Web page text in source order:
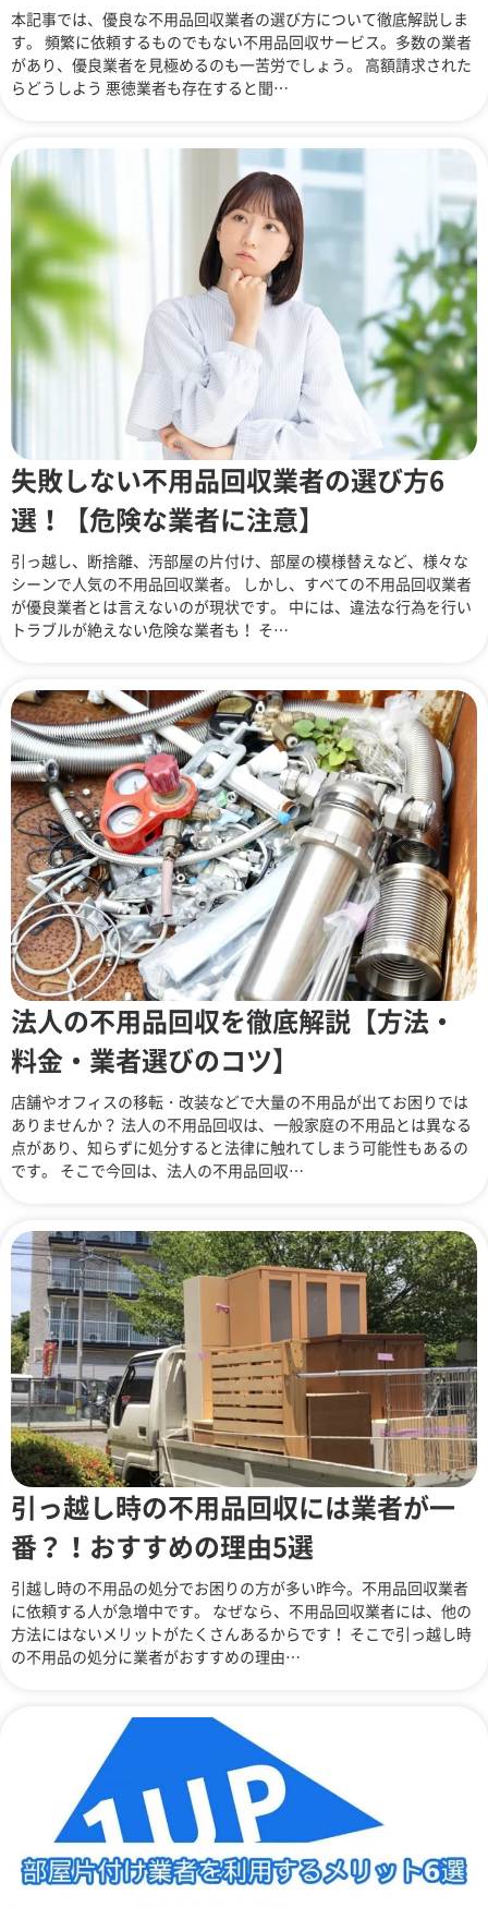
本記事では、優良な不用品回収業者の選び方について徹底解説しま
す。 頻繁に依頼するものでもない不用品回収サービス。多数の業者
があり、優良業者を見極めるのも一苦労でしょう。 高額請求された
らどうしよう 悪徳業者も存在すると聞…
失敗しない不用品回収業者の選び方6
選！【危険な業者に注意】
引っ越し、断捨離、汚部屋の片付け、部屋の模様替えなど、様々な
シーンで人気の不用品回収業者。 しかし、すべての不用品回収業者
が優良業者とは言えないのが現状です。 中には、違法な行為を行い
トラブルが絶えない危険な業者も！ そ…
法人の不用品回収を徹底解説【方法・
料金・業者選びのコツ】
店舗やオフィスの移転・改装などで大量の不用品が出てお困りでは
ありませんか？ 法人の不用品回収は、一般家庭の不用品とは異なる
点があり、知らずに処分すると法律に触れてしまう可能性もあるの
です。 そこで今回は、法人の不用品回収…
引っ越し時の不用品回収には業者が一
番？！おすすめの理由5選
引越し時の不用品の処分でお困りの方が多い昨今。不用品回収業者
に依頼する人が急増中です。 なぜなら、不用品回収業者には、他の
方法にはないメリットがたくさんあるからです！ そこで引っ越し時
の不用品の処分に業者がおすすめの理由…